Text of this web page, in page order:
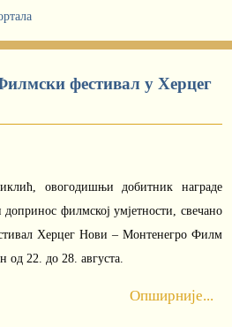
фестивал у Херцег
овогодишњи добитник награде
филмској умјетности, свечано
Херцег Нови – Монтенегро Филм
од 22. до 28. августа.
Опширније...